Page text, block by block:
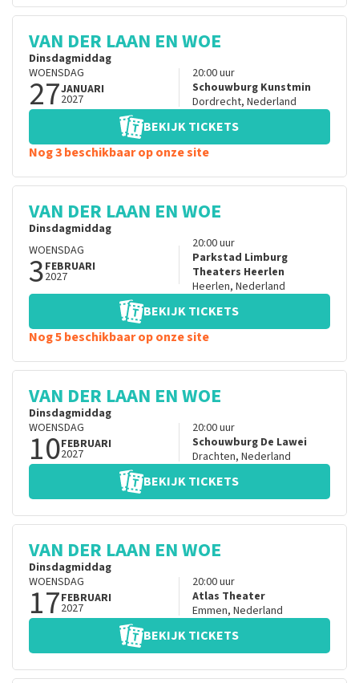
VAN DER LAAN EN WOE
Dinsdagmiddag
WOENSDAG
27JANUARI
2027
20:00uur
Schouwburg Kunstmin
Dordrecht, Nederland
BEKIJK TICKETS
Nog 3 beschikbaar op onze site
VAN DER LAAN EN WOE
Dinsdagmiddag
WOENSDAG
3FEBRUARI
2027
20:00uur
Parkstad Limburg
Theaters Heerlen
Heerlen, Nederland
BEKIJK TICKETS
Nog 5 beschikbaar op onze site
VAN DER LAAN EN WOE
Dinsdagmiddag
WOENSDAG
10FEBRUARI
2027
20:00uur
Schouwburg De Lawei
Drachten, Nederland
BEKIJK TICKETS
VAN DER LAAN EN WOE
Dinsdagmiddag
WOENSDAG
17FEBRUARI
2027
20:00uur
Atlas Theater
Emmen, Nederland
BEKIJK TICKETS